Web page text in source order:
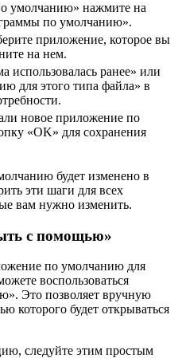
умолчанию» нажмите на
по умолчанию».
приложение, которое вы
на нем.
использовалась ранее» или
для этого типа файла» в
новое приложение по
«OK» для сохранения
будет изменено в
эти шаги для всех
вам нужно изменить.
с помощью»
по умолчанию для
воспользоваться
Это позволяет вручную
которого будет открываться
следуйте этим простым